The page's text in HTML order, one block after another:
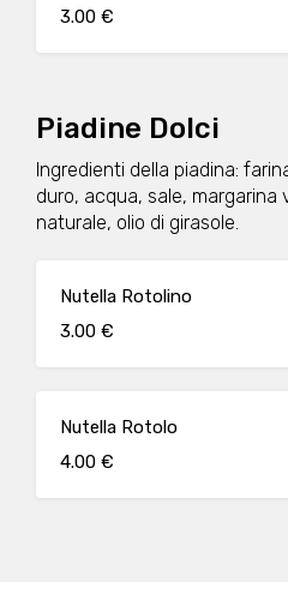
3.00 €
Piadine Dolci
Ingredienti della piadina:
duro, acqua, sale, margarina
naturale, olio di girasole.
Nutella Rotolino
3.00 €
Nutella Rotolo
4.00 €